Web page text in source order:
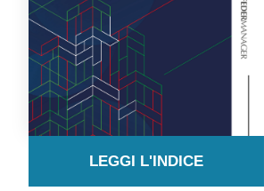
LEGGI L'INDICE